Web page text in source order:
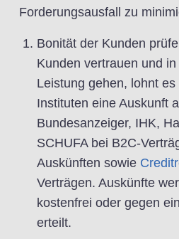
Forderungsausfall zu
Bonität der Kunden
Kunden vertrauen und
Leistung gehen, lohnt
Instituten eine Auskunft
Bundesanzeiger, IHK,
SCHUFA bei B2C-
Auskünften sowie
Verträgen. Auskünfte
kostenfrei oder gegen
erteilt.